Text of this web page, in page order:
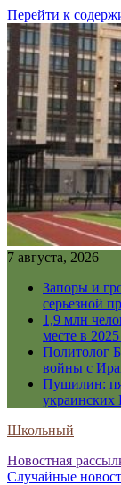
Перейти к
7 августа, 2026
Запоры и
серьезной
1,9 млн
месте в
Политолог
войны с
Пушилин:
Школьный
Новостная
Случайные